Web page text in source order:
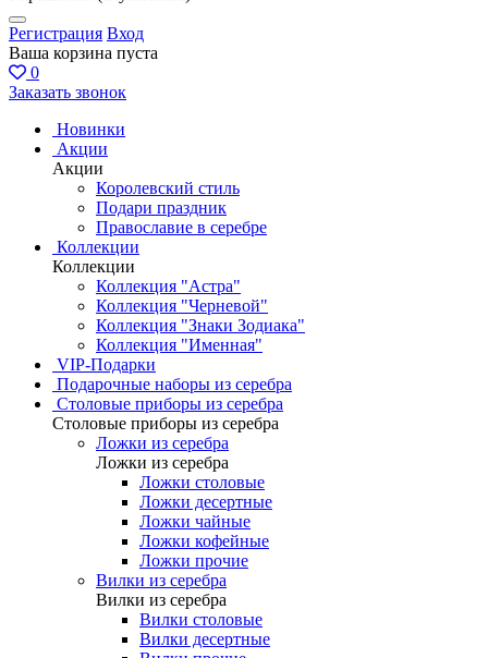
Регистрация Вход
Ваша корзина пуста
0
Заказать звонок
Новинки
Акции
Акции
Королевский стиль
Подари праздник
Православие в серебре
Коллекции
Коллекции
Коллекция "Астра"
Коллекция "Черневой"
Коллекция "Знаки Зодиака"
Коллекция "Именная"
VIP-Подарки
Подарочные наборы из серебра
Столовые приборы из серебра
Столовые приборы из серебра
Ложки из серебра
Ложки из серебра
Ложки столовые
Ложки десертные
Ложки чайные
Ложки кофейные
Ложки прочие
Вилки из серебра
Вилки из серебра
Вилки столовые
Вилки десертные